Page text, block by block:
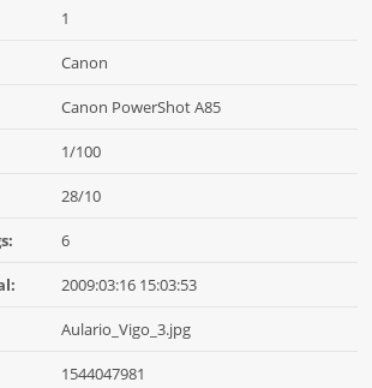
1
Canon
Canon PowerShot A85
1/100
28/10
6
2009:03:16 15:03:53
Aulario_Vigo_3.jpg
1544047981